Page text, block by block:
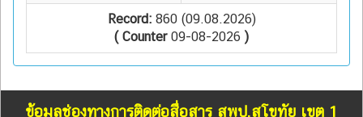
Record:860 (09.08.2026)
( Counter09-08-2026 )
ข้อมูลช่องทางการติดต่อสื่อสาร สพป.สุโขทัย เขต 1